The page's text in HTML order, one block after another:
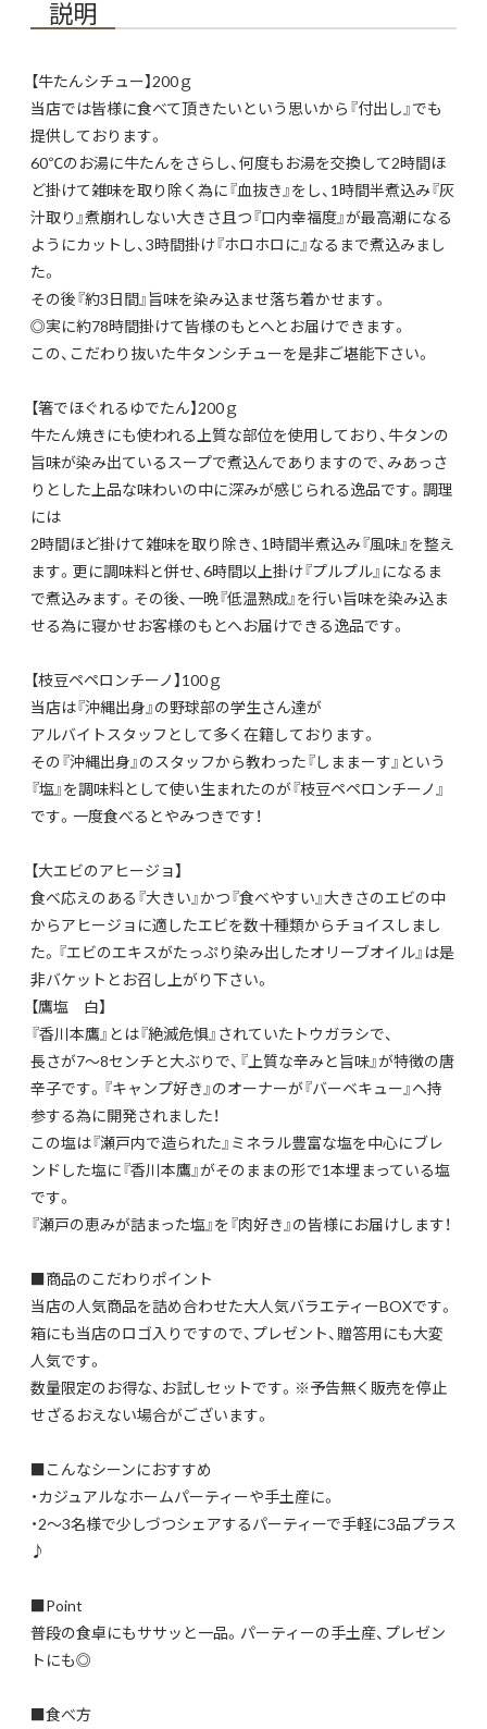
説明
【牛たんシチュー】200ｇ
当店では皆様に食べて頂きたいという思いから『付出し』でも
提供しております。
60℃のお湯に牛たんをさらし、何度もお湯を交換して2時間ほ
ど掛けて雑味を取り除く為に『血抜き』をし、1時間半煮込み『灰
汁取り』煮崩れしない大きさ且つ『口内幸福度』が最高潮になる
ようにカットし、3時間掛け『ホロホロに』なるまで煮込みまし
た。
その後『約3日間』旨味を染み込ませ落ち着かせます。
◎実に約78時間掛けて皆様のもとへとお届けできます。
この、こだわり抜いた牛タンシチューを是非ご堪能下さい。
【箸でほぐれるゆでたん】200ｇ
牛たん焼きにも使われる上質な部位を使用しており、牛タンの
旨味が染み出ているスープで煮込んでありますので、みあっさ
りとした上品な味わいの中に深みが感じられる逸品です。調理
には
2時間ほど掛けて雑味を取り除き、1時間半煮込み『風味』を整え
ます。更に調味料と併せ、6時間以上掛け『プルプル』になるま
で煮込みます。その後、一晩『低温熟成』を行い旨味を染み込ま
せる為に寝かせお客様のもとへお届けできる逸品です。
【枝豆ペペロンチーノ】100ｇ
当店は『沖縄出身』の野球部の学生さん達が
アルバイトスタッフとして多く在籍しております。
その『沖縄出身』のスタッフから教わった『しままーす』という
『塩』を調味料として使い生まれたのが『枝豆ペペロンチーノ』
です。一度食べるとやみつきです！
【大エビのアヒージョ】
食べ応えのある『大きい』かつ『食べやすい』大きさのエビの中
からアヒージョに適したエビを数十種類からチョイスしまし
た。『エビのエキスがたっぷり染み出したオリーブオイル』は是
非バケットとお召し上がり下さい。
【鷹塩 白】
『香川本鷹』とは『絶滅危惧』されていたトウガラシで、
長さが7～8センチと大ぶりで、『上質な辛みと旨味』が特徴の唐
辛子です。『キャンプ好き』のオーナーが『バーベキュー』へ持
参する為に開発されました！
この塩は『瀬戸内で造られた』ミネラル豊富な塩を中心にブレ
ンドした塩に『香川本鷹』がそのままの形で1本埋まっている塩
です。
『瀬戸の恵みが詰まった塩』を『肉好き』の皆様にお届けします！
■商品のこだわりポイント
当店の人気商品を詰め合わせた大人気バラエティーBOXです。
箱にも当店のロゴ入りですので、プレゼント、贈答用にも大変
人気です。
数量限定のお得な、お試しセットです。※予告無く販売を停止
せざるおえない場合がございます。
■こんなシーンにおすすめ
・カジュアルなホームパーティーや手土産に。
・2～3名様で少しづつシェアするパーティーで手軽に3品プラス
♪
■Point
普段の食卓にもササッと一品。パーティーの手土産、プレゼン
トにも◎
■食べ方